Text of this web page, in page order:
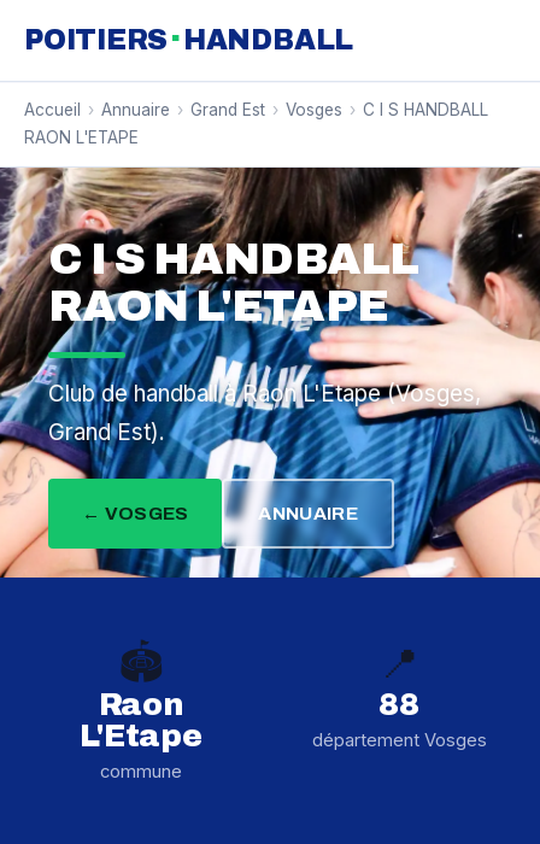
POITIERS · HANDBALL
Accueil › Annuaire › Grand Est › Vosges › C I S HANDBALL
RAON L'ETAPE
C I S HANDBALL
RAON L'ETAPE
Club de handball à Raon L'Etape (Vosges,
Grand Est).
← VOSGES ANNUAIRE
🏟️
Raon
L'Etape
commune
📍
88
département Vosges